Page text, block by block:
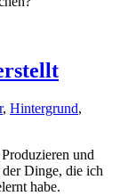
, Hintergrund,
und
Dinge, die ich
habe.